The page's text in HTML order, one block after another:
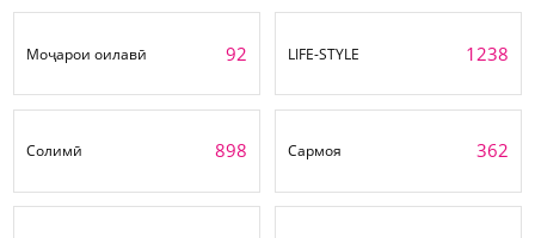
Моҷарои оилавӣ 92 LIFE-STYLE 1238
Солимӣ 898 Сармоя 362